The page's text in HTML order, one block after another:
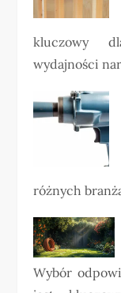
kluczowy
wydajności
różnych
Wybór